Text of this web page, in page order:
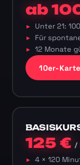
ab
Unter 21:
Für
12 Monate
10er-
125 €/
4 × 120